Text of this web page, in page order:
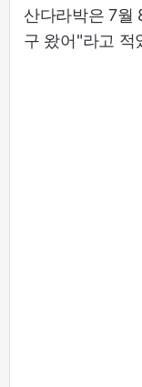
산다라박은 7월
구 왔어"라고 적